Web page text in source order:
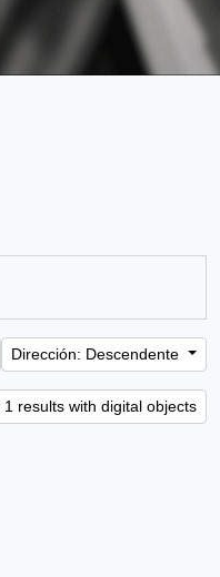
Dirección: Descendente
1 results with digital objects